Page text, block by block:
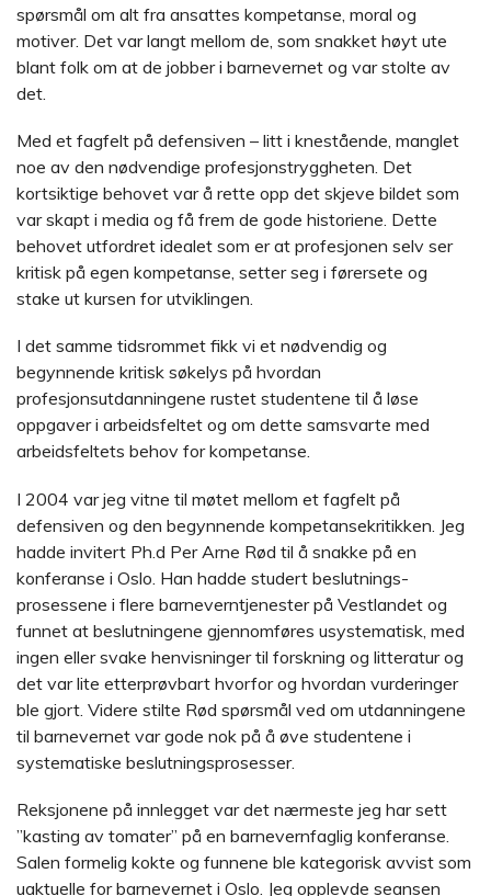
spørsmål om alt fra ansattes kompetanse, moral og
motiver. Det var langt mellom de, som snakket høyt ute
blant folk om at de jobber i barnevernet og var stolte av
det.
Med et fagfelt på defensiven – litt i knestående, manglet
noe av den nødvendige profesjonstryggheten. Det
kortsiktige behovet var å rette opp det skjeve bildet som
var skapt i media og få frem de gode historiene. Dette
behovet utfordret idealet som er at profesjonen selv ser
kritisk på egen kompetanse, setter seg i førersete og
stake ut kursen for utviklingen.
I det samme tidsrommet fikk vi et nødvendig og
begynnende kritisk søkelys på hvordan
profesjonsutdanningene rustet studentene til å løse
oppgaver i arbeidsfeltet og om dette samsvarte med
arbeidsfeltets behov for kompetanse.
I 2004 var jeg vitne til møtet mellom et fagfelt på
defensiven og den begynnende kompetansekritikken. Jeg
hadde invitert Ph.d Per Arne Rød til å snakke på en
konferanse i Oslo. Han hadde studert beslutnings-
prosessene i flere barneverntjenester på Vestlandet og
funnet at beslutningene gjennomføres usystematisk, med
ingen eller svake henvisninger til forskning og litteratur og
det var lite etterprøvbart hvorfor og hvordan vurderinger
ble gjort. Videre stilte Rød spørsmål ved om utdanningene
til barnevernet var gode nok på å øve studentene i
systematiske beslutningsprosesser.
Reksjonene på innlegget var det nærmeste jeg har sett
”kasting av tomater” på en barnevernfaglig konferanse.
Salen formelig kokte og funnene ble kategorisk avvist som
uaktuelle for barnevernet i Oslo. Jeg opplevde seansen